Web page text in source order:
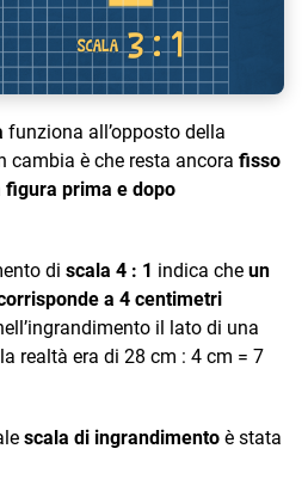
funziona all’opposto della
cambia è che resta ancora fisso
prima e dopo
di scala 4 : 1 indica che un
a 4 centimetri
il lato di una
realtà era di 28 cm : 4 cm = 7
scala di ingrandimento è stata